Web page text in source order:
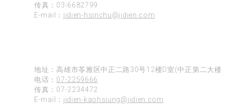
传真：03-6682799
E-mail： jidien-hsinchu@jidien.com
地址：高雄市苓雅区中正二路30号12楼D室(中正第二大楼)
电话： 07-2259666
传真：07-2234472
E-mail： jidien-kaohsiung@jidien.com